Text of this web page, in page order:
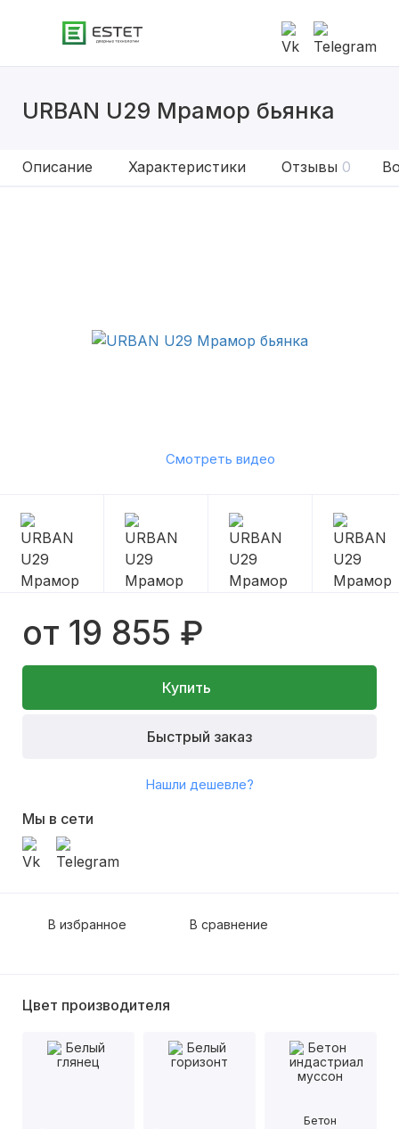
URBAN U29 Мрамор бьянка
Описание Характеристики Отзывы 0
Смотреть видео
от 19 855 ₽
Купить
Быстрый заказ
Нашли дешевле?
Мы в сети
В избранное В сравнение
Цвет производителя
Бетон